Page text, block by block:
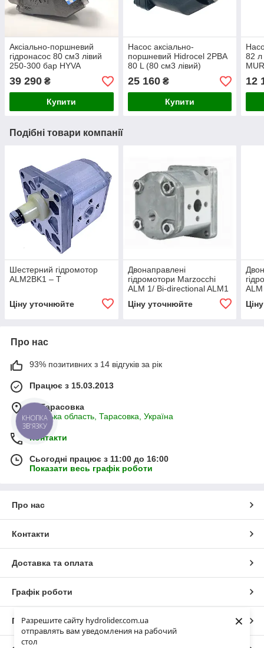
Разрешите сайту hydrolider.com.ua
отправлять вам уведомления на рабочий
стол
×
Аксіально-поршневий
гідронасос 80 см3 лівий
250-300 бар HYVA
14569007
39 290 ₴
Купити
Насос аксіально-
поршневий Hidrocel 2PBA
80 L (80 см3 лівий)
25 160₴
Купити
82 л
12
Подібні товари компанії
Шестерний гідромотор
ALM2BK1 – T
Ціну уточнюйте
Двонаправлені
гідромотори Marzocchi
ALM 1/ Bi-directional ALM1
Ціну уточнюйте
Про нас
93% позитивних з 14 відгуків за рік
Працює з 15.03.2013
м. Тарасовка
Київська область, Тарасовка, Україна
Контакти
Сьогодні працює з 11:00 до 16:00
Показати весь графік роботи
Про нас
Контакти
Доставка та оплата
Графік роботи
Повна версія сайту
КНОПКА
ЗВ'ЯЗКУ